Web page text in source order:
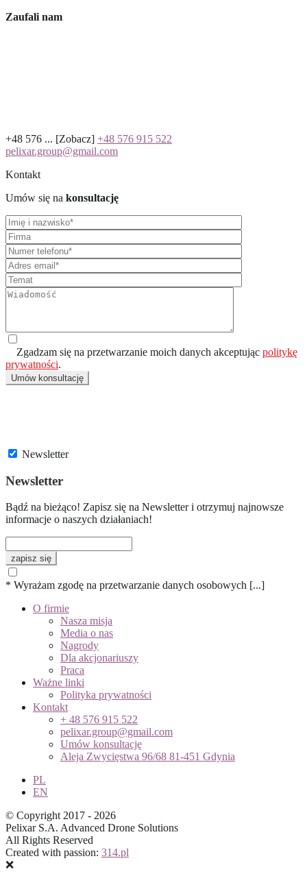
Zaufali nam
+48 576 ... [Zobacz] +48 576 915 522
pelixar.group@gmail.com
Kontakt
Umów się na konsultację
Zgadzam się na przetwarzanie moich danych akceptując politykę
prywatności.
Umów konsultację
Newsletter
Newsletter
Bądź na bieżąco! Zapisz się na Newsletter i otrzymuj najnowsze
informacje o naszych działaniach!
* Wyrażam zgodę na przetwarzanie danych osobowych [...]
O firmie
Nasza misja
Media o nas
Nagrody
Dla akcjonariuszy
Praca
Ważne linki
Polityka prywatności
Kontakt
+ 48 576 915 522
pelixar.group@gmail.com
Umów konsultację
Aleja Zwycięstwa 96/68 81-451 Gdynia
PL
EN
© Copyright 2017 - 2026
Pelixar S.A. Advanced Drone Solutions
All Rights Reserved
Created with passion: 314.pl
❌